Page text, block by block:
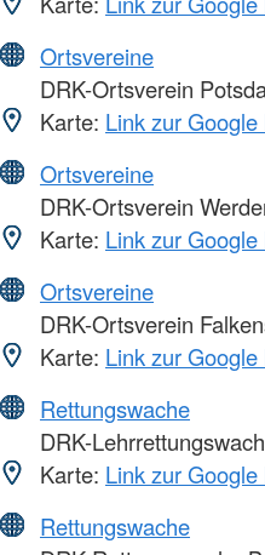
Ortsvereine
DRK-Ortsverein
Karte: Link zur
Ortsvereine
DRK-Ortsverein
Karte: Link zur
Ortsvereine
DRK-Ortsverein
Karte: Link zur
Rettungswache
DRK-
Karte: Link zur
Rettungswache